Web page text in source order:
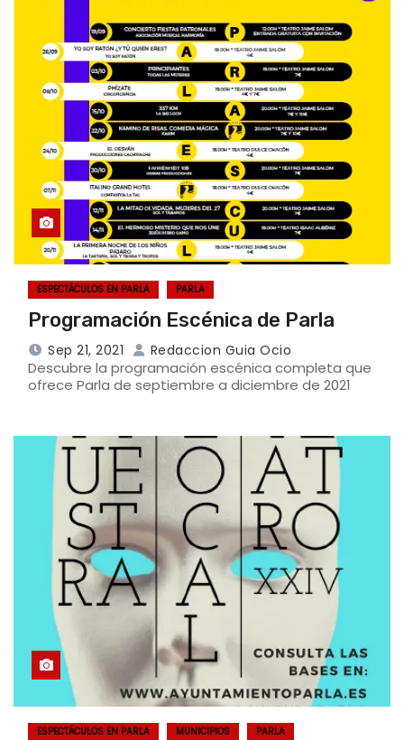
ESPECTÁCULOS EN PARLA PARLA
Programación Escénica de Parla
Sep 21, 2021 Redaccion Guia Ocio
Descubre la programación escénica completa que
ofrece Parla de septiembre a diciembre de 2021
ESPECTÁCULOS EN PARLA MUNICIPIOS
PARLA